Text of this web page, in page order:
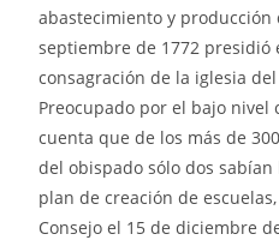
abastecimiento y producción
septiembre de 1772 presidió
consagración de la iglesia
Preocupado por el bajo nivel
cuenta que de los más de
del obispado sólo dos
plan de creación de
Consejo el 15 de diciembre